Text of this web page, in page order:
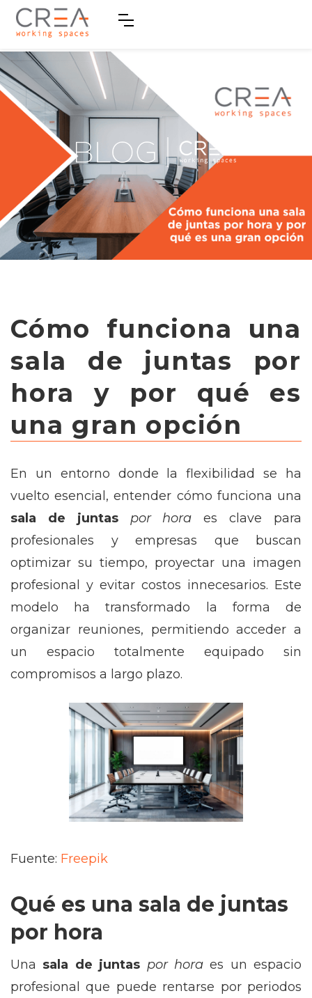
Cómo funciona una
sala de juntas por
hora y por qué es
una gran opción
En un entorno donde la flexibilidad se ha
vuelto esencial, entender cómo funciona una
sala de juntas
por hora es clave para
profesionales y empresas que buscan
optimizar su tiempo, proyectar una imagen
profesional y evitar costos innecesarios. Este
modelo ha transformado la forma de
organizar reuniones, permitiendo acceder a
un espacio totalmente equipado sin
compromisos a largo plazo.
Fuente: Freepik
Qué es una sala de juntas
por hora
Una sala de juntas por horaes un espacio
profesional que puede rentarse por periodos